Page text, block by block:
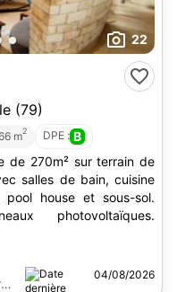
22
(79)
m2 DPE : B
de 270m² sur terrain de
salles de bain, cuisine
house et sous-sol.
photovoltaïques.
04/08/2026